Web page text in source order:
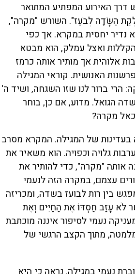
האירוע המפתיע המתואר
הַשָּׂדֶה לְבֹעַז". השורש "מקרה",
נדיר יחסית במקרא. אך כפי
ואצל עמלק, הוא מבטא
אלוהית אך מותיר אותה כרמז
האנושית. קוראי המגילה
הרי ברור לנו שזו השגחה, ושיד ה'
הגואל. מדוע, אם כן, בוחר
מקרה?
של המגילה. המקרא מסרב
גלויה וכפויה. הוא משאיר את
אותה "מקרה", כדי להותיר את
עצמם, במקרה הזה לנעמי
בין רות לבועז בשדה, ומכריזה
לֹא עָזַב חַסְדּוֹ אֶת הַחַיִּים וְאֶת
נעמי לסיפור איננה מוכתבת
מתוך הקצב הרגשי של